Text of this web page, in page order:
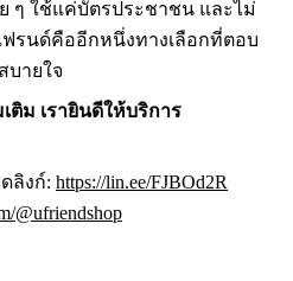
ๆ ใช้แค่บัตรประชาชน และไม่
ฟรนด์คืออีกหนึ่งทางเลือกที่ตอบ
บายใจ
ติม เรายินดีให้บริการ
ลิงก์: https://lin.ee/FJBOd2R
@ufriendshop